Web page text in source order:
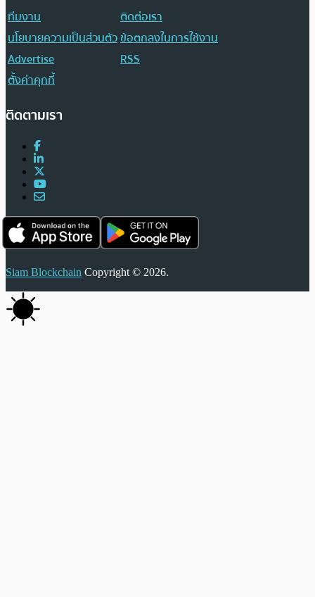
ทีมงาน
ติดต่อเรา
นโยบายความเป็นส่วนตัวข้อตกลงในการใช้งาน
Advertise
RSS
ตั้งค่าคุกกี้
ติดตามเรา
Siam Blockchain Copyright © 2026.